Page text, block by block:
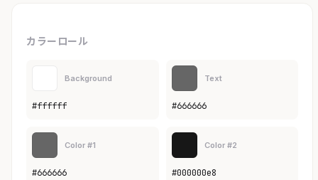
カラーロール
Background
#ffffff
Text
#666666
Color #1
#666666
Color #2
#000000e8